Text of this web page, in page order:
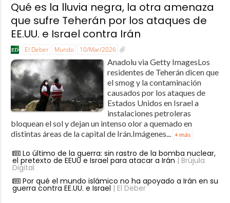
Qué es la lluvia negra, la otra amenaza
que sufre Teherán por los ataques de
EE.UU. e Israel contra Irán
El Deber Mundo 10/Mar/2026
Anadolu via Getty ImagesLos
residentes de Teherán dicen que
el smog y la contaminación
causados por los ataques de
Estados Unidos en Israel a
instalaciones petroleras
bloquean el sol y dejan un intenso olor a quemado en
distintas áreas de la capital de Irán.Imágenes...
+ más
Lo último de la guerra: sin rastro de la bomba nuclear,
el pretexto de EEUU e Israel para atacar a Irán | Brújula
Digital
Por qué el mundo islámico no ha apoyado a Irán en su
guerra contra EE.UU. e Israel | El Deber